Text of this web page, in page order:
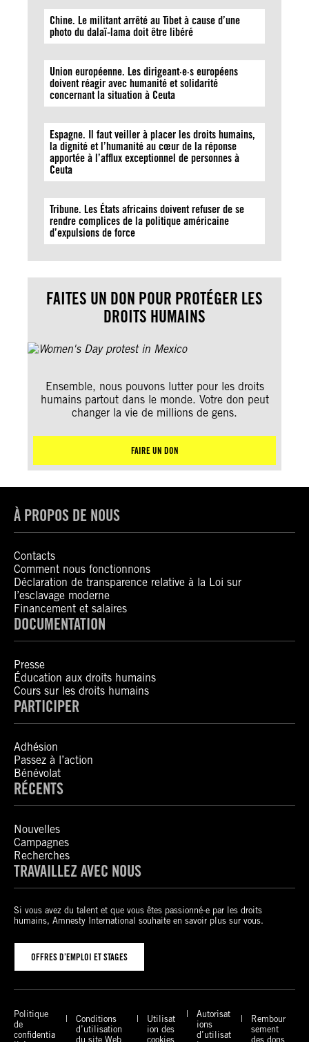
Chine. Le militant arrêté au Tibet à cause d’une
photo du dalaï-lama doit être libéré
Union européenne. Les dirigeant·e·s européens
doivent réagir avec humanité et solidarité
concernant la situation à Ceuta
Espagne. Il faut veiller à placer les droits humains,
la dignité et l’humanité au cœur de la réponse
apportée à l’afflux exceptionnel de personnes à
Ceuta
Tribune. Les États africains doivent refuser de se
rendre complices de la politique américaine
d’expulsions de force
FAITES UN DON POUR PROTÉGER LES
DROITS HUMAINS
Ensemble, nous pouvons lutter pour les droits
humains partout dans le monde. Votre don peut
changer la vie de millions de gens.
FAIRE UN DON
À PROPOS DE NOUS
Contacts
Comment nous fonctionnons
Déclaration de transparence relative à la Loi sur
l’esclavage moderne
Financement et salaires
DOCUMENTATION
Presse
Éducation aux droits humains
Cours sur les droits humains
PARTICIPER
Adhésion
Passez à l’action
Bénévolat
RÉCENTS
Nouvelles
Campagnes
Recherches
TRAVAILLEZ AVEC NOUS
Si vous avez du talent et que vous êtes passionné-e par les droits
humains, Amnesty International souhaite en savoir plus sur vous.
OFFRES D’EMPLOI ET STAGES
Politique
de
confidentia
Conditions
d’utilisation
du site Web
Utilisat
ion des
cookies
Autorisat
ions
d’utilisat
Rembour
sement
des dons